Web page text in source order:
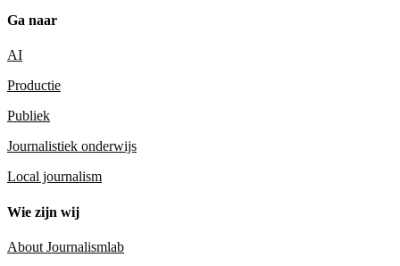
Ga naar
AI
Productie
Publiek
Journalistiek onderwijs
Local journalism
Wie zijn wij
About Journalismlab